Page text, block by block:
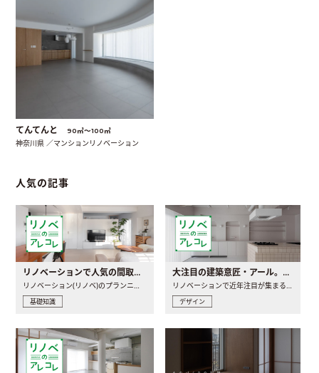
てんてんと 90㎡〜100㎡
神奈川県 ／マンションリノベーション
人気の記事
リノベーションで人気の間取りとは？トレンドの間取りと実例を徹底解説
リノベーション(リノベ)のプランニングで一番最初に決めるのは..
基礎知識
大注目の建築意匠・アール。人気の理由と空間に取り入れるポイント
リノベーションで近年注目が集まる建築意匠の一つであるアール..
デザイン